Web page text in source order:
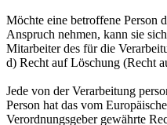
Möchte eine betroffene Person
Anspruch nehmen, kann sie
Mitarbeiter des für die
d) Recht auf Löschung (Recht
Jede von der Verarbeitung
Person hat das vom
Verordnungsgeber gewährte